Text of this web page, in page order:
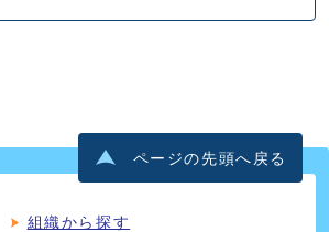
ページの先頭へ戻る
組織から探す